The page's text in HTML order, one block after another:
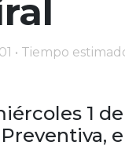
• Tiempo
1